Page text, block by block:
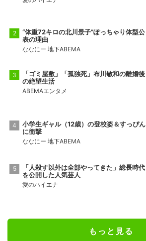
“体重72キロの北川景子”ぽっちゃり体型公
表の理由
ななにー 地下ABEMA
「ゴミ屋敷」「孤独死」布川敏和の離婚後
の絶望生活
ABEMAエンタメ
小学生ギャル（12歳）の登校姿＆すっぴん
に衝撃
ななにー 地下ABEMA
「人殺す以外は全部やってきた」総長時代
を公開した人気芸人
愛のハイエナ
もっと見る